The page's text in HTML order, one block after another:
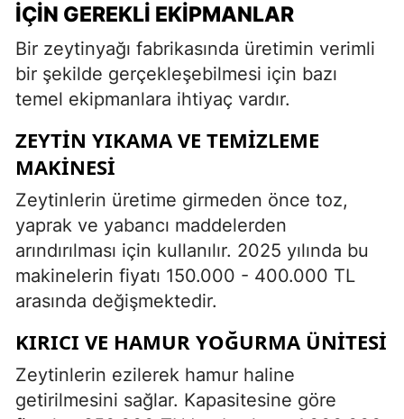
İÇIN GEREKLI EKIPMANLAR
Bir zeytinyağı fabrikasında üretimin verimli
bir şekilde gerçekleşebilmesi için bazı
temel ekipmanlara ihtiyaç vardır.
ZEYTIN YIKAMA VE TEMIZLEME
MAKINESI
Zeytinlerin üretime girmeden önce toz,
yaprak ve yabancı maddelerden
arındırılması için kullanılır. 2025 yılında bu
makinelerin fiyatı 150.000 - 400.000 TL
arasında değişmektedir.
KIRICI VE HAMUR YOĞURMA ÜNITESI
Zeytinlerin ezilerek hamur haline
getirilmesini sağlar. Kapasitesine göre